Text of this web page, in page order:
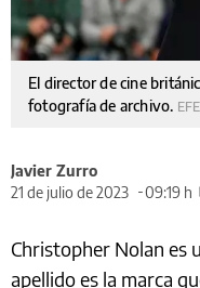
El director de cine
fotografía de archivo.
Javier Zurro
21 de julio de 2023
09:19 h
Christopher Nolan es
apellido es la marca